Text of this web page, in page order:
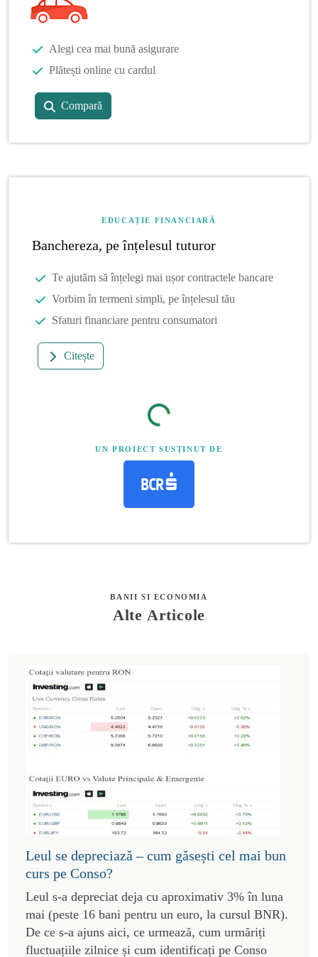
Alegi cea mai bună asigurare
Plătești online cu cardul
Compară
EDUCAȚIE FINANCIARĂ
Banchereza, pe înțelesul tuturor
Te ajutăm să înțelegi mai ușor contractele bancare
Vorbim în termeni simpli, pe înțelesul tău
Sfaturi financiare pentru consumatori
Citește
UN PROIECT SUSȚINUT DE
BANII SI ECONOMIA
Alte Articole
Leul se depreciază – cum găsești cel mai bun
curs pe Conso?
Leul s-a depreciat deja cu aproximativ 3% în luna
mai (peste 16 bani pentru un euro, la cursul BNR).
De ce s-a ajuns aici, ce urmează, cum urmăriți
fluctuațiile zilnice și cum identificați pe Conso